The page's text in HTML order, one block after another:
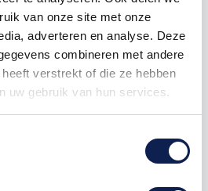
van onze site met onze
adverteren en analyse. Deze
combineren met andere
verstrekt of die ze hebben
uw gebruik van hun services.
dislike